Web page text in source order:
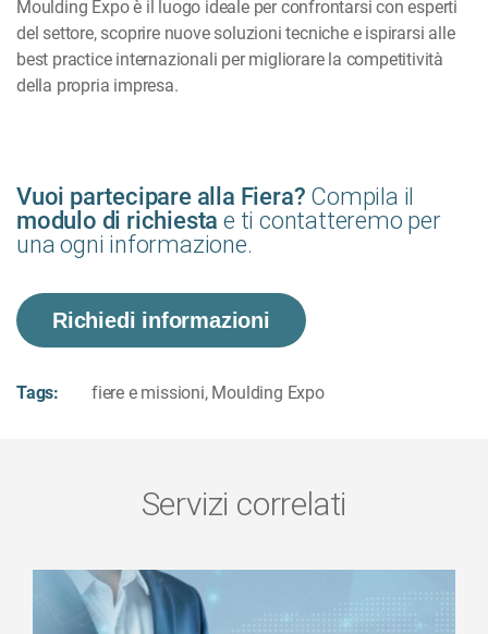
Moulding Expo è il luogo ideale per confrontarsi con esperti
del settore, scoprire nuove soluzioni tecniche e ispirarsi alle
best practice internazionali per migliorare la competitività
della propria impresa.
Vuoi partecipare alla Fiera? Compila il
modulo di richiesta e ti contatteremo per
una ogni informazione.
Richiedi informazioni
Tags: fiere e missioni, Moulding Expo
Servizi correlati